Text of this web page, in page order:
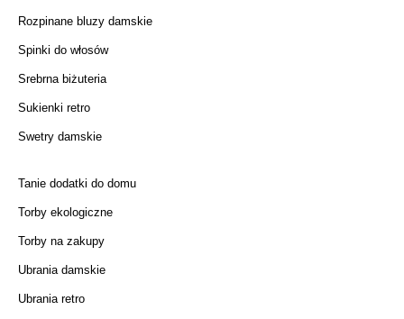
Rozpinane bluzy damskie
Spinki do włosów
Srebrna biżuteria
Sukienki retro
Swetry damskie
Tanie dodatki do domu
Torby ekologiczne
Torby na zakupy
Ubrania damskie
Ubrania retro